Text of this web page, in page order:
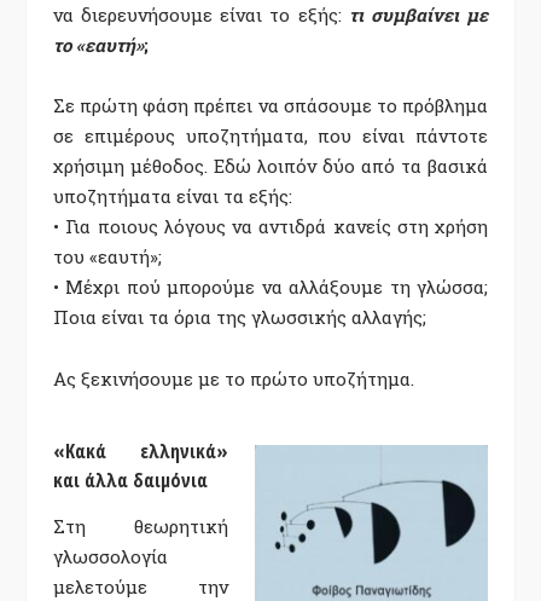
να διερευνήσουμε είναι το εξής:τι συμβαίνει με
το «εαυτή»;
Σε πρώτη φάση πρέπει να σπάσουμε το πρόβλημα
σε επιμέρους υποζητήματα, που είναι πάντοτε
χρήσιμη μέθοδος. Εδώ λοιπόν δύο από τα βασικά
υποζητήματα είναι τα εξής:
• Για ποιους λόγους να αντιδρά κανείς στη χρήση
του «εαυτή»;
• Μέχρι πού μπορούμε να αλλάξουμε τη γλώσσα;
Ποια είναι τα όρια της γλωσσικής αλλαγής;
Ας ξεκινήσουμε με το πρώτο υποζήτημα.
«Κακά ελληνικά»
και άλλα δαιμόνια
Στη θεωρητική
γλωσσολογία
μελετούμε την